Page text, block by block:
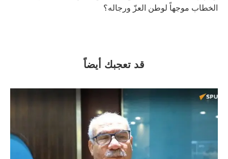
الخطاب موجهاً لوطن العزّ ورجاله؟
قد تعجبك أيضاً